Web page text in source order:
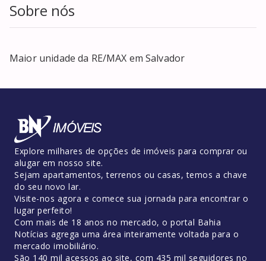
Sobre nós
Maior unidade da RE/MAX em Salvador
Explore milhares de opções de imóveis para comprar ou
alugar em nosso site.
Sejam apartamentos, terrenos ou casas, temos a chave
do seu novo lar.
Visite-nos agora e comece sua jornada para encontrar o
lugar perfeito!
Com mais de 18 anos no mercado, o portal Bahia
Notícias agrega uma área inteiramente voltada para o
mercado imobiliário.
São 140 mil acessos ao site, com 435 mil seguidores no